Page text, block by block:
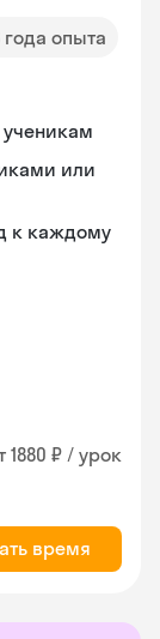
года опыта
или
к каждому
1880 ₽ / урок
время